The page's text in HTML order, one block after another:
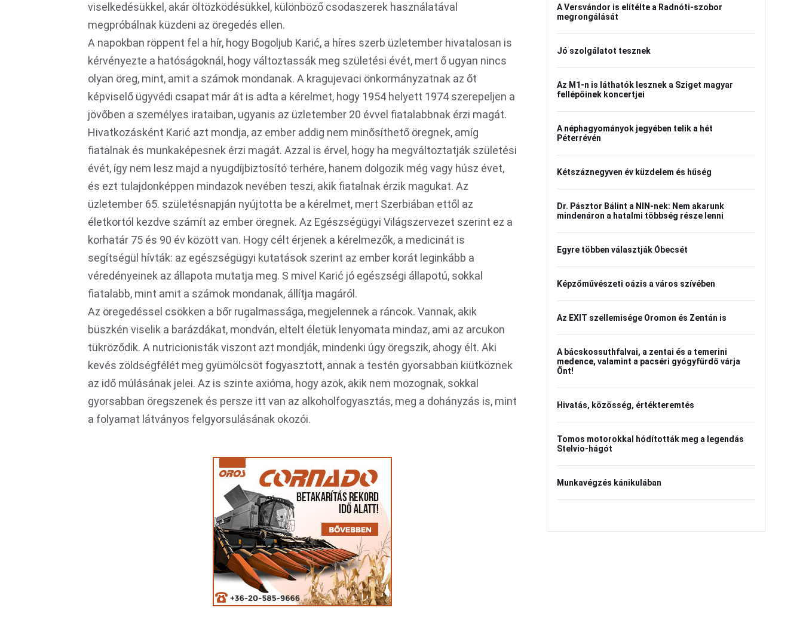
viselkedésükkel, akár öltözködésükkel, különböző csodaszerek használatával
megpróbálnak küzdeni az öregedés ellen.
A napokban röppent fel a hír, hogy Bogoljub Karić, a híres szerb üzletember hivatalosan is
kérvényezte a hatóságoknál, hogy változtassák meg születési évét, mert ő ugyan nincs
olyan öreg, mint, amit a számok mondanak. A kragujevaci önkormányzatnak az őt
képviselő ügyvédi csapat már át is adta a kérelmet, hogy 1954 helyett 1974 szerepeljen a
jövőben a személyes irataiban, ugyanis az üzletember 20 évvel fiatalabbnak érzi magát.
Hivatkozásként Karić azt mondja, az ember addig nem minősíthető öregnek, amíg
fiatalnak és munkaképesnek érzi magát. Azzal is érvel, hogy ha megváltoztatják születési
évét, így nem lesz majd a nyugdíjbiztosító terhére, hanem dolgozik még vagy húsz évet,
és ezt tulajdonképpen mindazok nevében teszi, akik fiatalnak érzik magukat. Az
üzletember 65. születésnapján nyújtotta be a kérelmet, mert Szerbiában ettől az
életkortól kezdve számít az ember öregnek. Az Egészségügyi Világszervezet szerint ez a
korhatár 75 és 90 év között van. Hogy célt érjenek a kérelmezők, a medicinát is
segítségül hívták: az egészségügyi kutatások szerint az ember korát leginkább a
véredényeinek az állapota mutatja meg. S mivel Karić jó egészségi állapotú, sokkal
fiatalabb, mint amit a számok mondanak, állítja magáról.
Az öregedéssel csökken a bőr rugalmassága, megjelennek a ráncok. Vannak, akik
büszkén viselik a barázdákat, mondván, eltelt életük lenyomata mindaz, ami az arcukon
tükröződik. A nutricionisták viszont azt mondják, mindenki úgy öregszik, ahogy élt. Aki
kevés zöldségfélét meg gyümölcsöt fogyasztott, annak a testén gyorsabban kiütköznek
az idő múlásának jelei. Az is szinte axióma, hogy azok, akik nem mozognak, sokkal
gyorsabban öregszenek és persze itt van az alkoholfogyasztás, meg a dohányzás is, mint
a folyamat látványos felgyorsulásának okozói.
A Versvándor is elítélte a Radnóti-szobor
megrongálását
Jó szolgálatot tesznek
Az M1-n is láthatók lesznek a Sziget magyar
fellépőinek koncertjei
A néphagyományok jegyében telik a hét
Péterrévén
Kétszáznegyven év küzdelem és hűség
Dr. Pásztor Bálint a NIN-nek: Nem akarunk
mindenáron a hatalmi többség része lenni
Egyre többen választják Óbecsét
Képzőművészeti oázis a város szívében
Az EXIT szellemisége Oromon és Zentán is
A bácskossuthfalvai, a zentai és a temerini
medence, valamint a pacséri gyógyfürdő várja
Önt!
Hivatás, közösség, értékteremtés
Tomos motorokkal hódították meg a legendás
Stelvio-hágót
Munkavégzés kánikulában